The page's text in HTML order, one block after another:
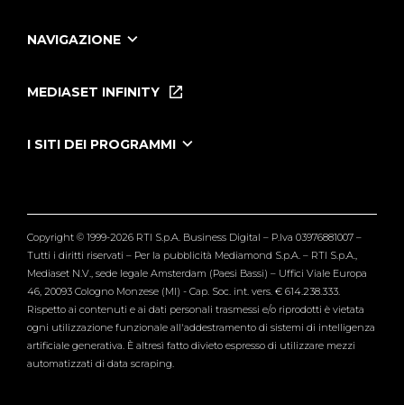
NAVIGAZIONE
Le Iene Presentano Inside
Tutti i servizi
MEDIASET INFINITY
I SITI DEI PROGRAMMI
Verissimo
Copyright © 1999-2026 RTI S.p.A. Business Digital – P.Iva 03976881007 –
Tutti i diritti riservati – Per la pubblicità Mediamond S.p.A. – RTI S.p.A.,
Mediaset N.V., sede legale Amsterdam (Paesi Bassi) – Uffici Viale Europa
46, 20093 Cologno Monzese (MI) - Cap. Soc. int. vers. € 614.238.333.
Rispetto ai contenuti e ai dati personali trasmessi e/o riprodotti è vietata
ogni utilizzazione funzionale all'addestramento di sistemi di intelligenza
artificiale generativa. È altresì fatto divieto espresso di utilizzare mezzi
automatizzati di data scraping.